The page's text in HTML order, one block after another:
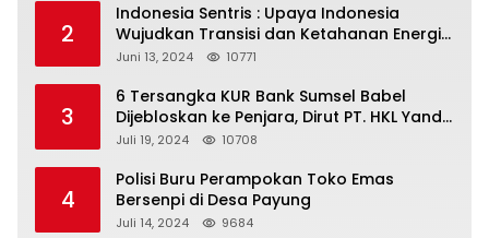
2
Indonesia Sentris : Upaya Indonesia
Wujudkan Transisi dan Ketahanan Energi
yang Berkelanjutan
Juni 13, 2024 10771
3
6 Tersangka KUR Bank Sumsel Babel
Dijebloskan ke Penjara, Dirut PT. HKL Yandi
Mangkir dari Panggilan Kejati
Juli 19, 2024 10708
4
Polisi Buru Perampokan Toko Emas
Bersenpi di Desa Payung
Juli 14, 2024 9684